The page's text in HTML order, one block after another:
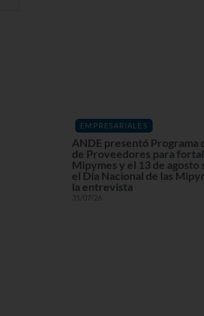
EMPRESARIALES
ANDE presentó Programa
de Proveedores para
Mipymes y el 13 de agosto
el Día Nacional de las
la entrevista
31/07/26